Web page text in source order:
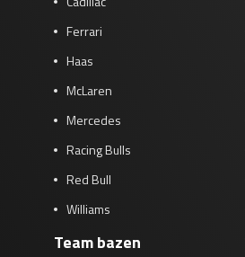
Kwalificatie
Race
GP QATAR 2026
Ferrari
Haas
McLaren
Mercedes
Racing Bulls
Red Bull
Williams
Team bazen